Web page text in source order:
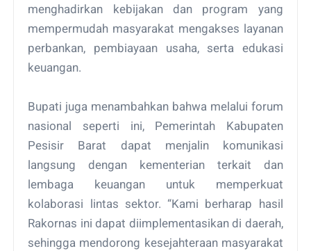
menghadirkan kebijakan dan program yang
mempermudah masyarakat mengakses layanan
perbankan, pembiayaan usaha, serta edukasi
keuangan.
Bupati juga menambahkan bahwa melalui forum
nasional seperti ini, Pemerintah Kabupaten
Pesisir Barat dapat menjalin komunikasi
langsung dengan kementerian terkait dan
lembaga keuangan untuk memperkuat
kolaborasi lintas sektor. “Kami berharap hasil
Rakornas ini dapat diimplementasikan di daerah,
sehingga mendorong kesejahteraan masyarakat